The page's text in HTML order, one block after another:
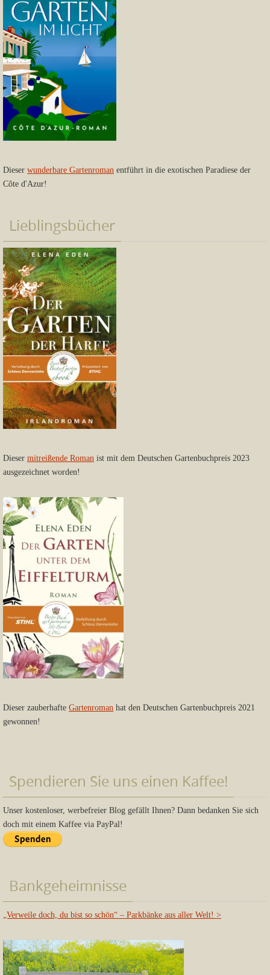
Dieser wunderbare Gartenroman entführt in die exotischen Paradiese der
Côte d'Azur!
Lieblingsbücher
Dieser mitreißende Roman ist mit dem Deutschen Gartenbuchpreis 2023
ausgezeichnet worden!
Dieser zauberhafte Gartenroman hat den Deutschen Gartenbuchpreis 2021
gewonnen!
Spendieren Sie uns einen Kaffee!
Unser kostenloser, werbefreier Blog gefällt Ihnen? Dann bedanken Sie sich
doch mit einem Kaffee via PayPal!
Bankgeheimnisse
„Verweile doch, du bist so schön“ – Parkbänke aus aller Welt! >